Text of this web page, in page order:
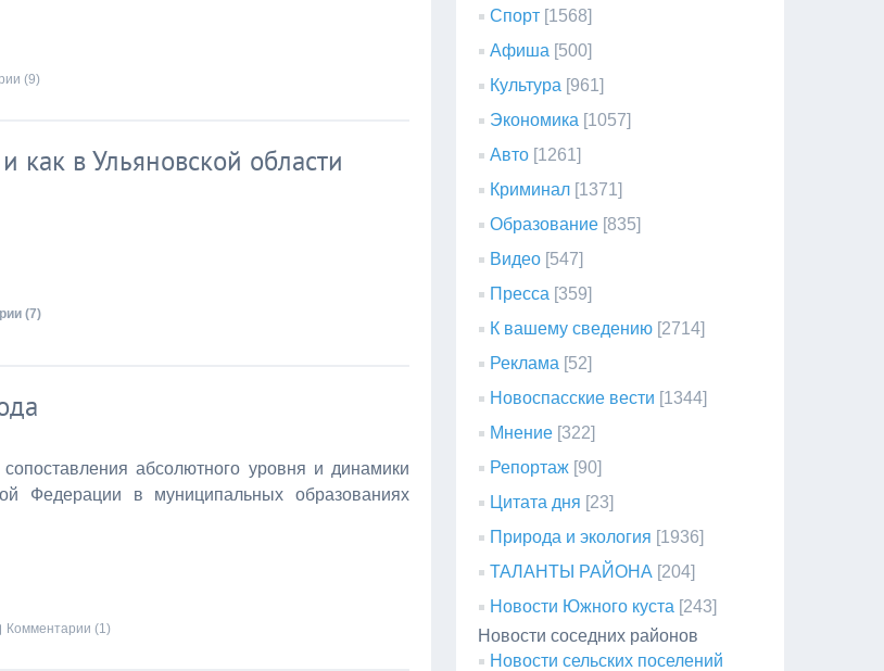
(9)
как в Ульяновской области
(7)
абсолютного уровня и динамики
Федерации в муниципальных образованиях
Комментарии (1)
Спорт [1568]
Афиша [500]
Культура [961]
Экономика [1057]
Авто [1261]
Криминал [1371]
Образование [835]
Видео [547]
Пресса [359]
К вашему сведению [2714]
Реклама [52]
Новоспасские вести [1344]
Мнение [322]
Репортаж [90]
Цитата дня [23]
Природа и экология [1936]
ТАЛАНТЫ РАЙОНА [204]
Новости Южного куста [243]
Новости соседних районов
Новости сельских поселений